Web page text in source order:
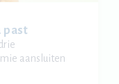
past
aansluiten